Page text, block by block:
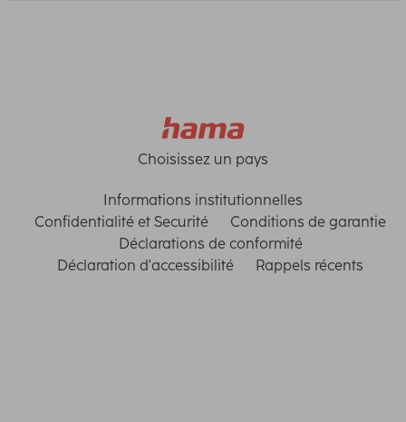
Choisissez un pays
Informations institutionnelles
Confidentialité et Securité
Conditions de garantie
Déclarations de conformité
Déclaration d'accessibilité
Rappels récents